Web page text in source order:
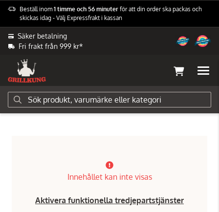
Beställ inom 1 timme och 56 minuter för att din order ska packas och
skickas idag - Välj Expressfrakt i kassan
Säker betalning
Fri frakt från 999 kr*
Grilltillbehör Pizzatillbehör Pizzaspadar & borstar
Innehållet kan inte visas
Aktivera funktionella tredjepartstjänster